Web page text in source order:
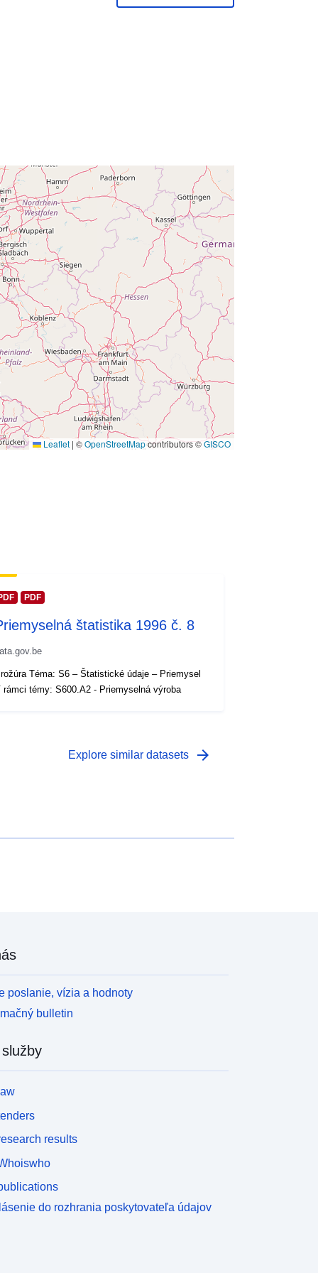
Leaflet | ©OpenStreetMapcontributors ©GISCO
Q15326#ID
http://data.europa.eu/88u/dataset/q1
5326-id
public
01 January 1996
-
31 December 1996
PDF
štatistika 1996 č. 8
Téma: S6 – Štatistické údaje – Priemysel
rámci témy: S600.A2 - Priemyselná výroba
Explore similar datasets arrow_forward
poslanie, vízia a hodnoty
bulletin
results
do rozhrania poskytovateľa údajov